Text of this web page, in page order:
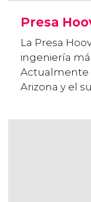
Presa
La Presa
ingeniería
Actualmente
Arizona y el